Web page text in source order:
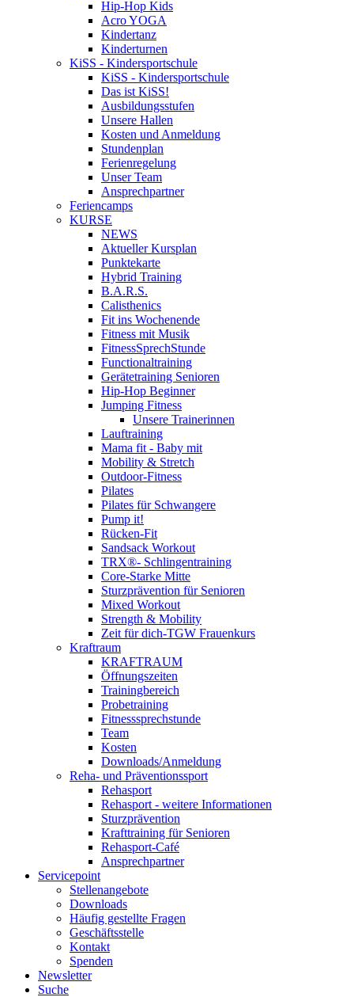
Hip-Hop Kids
Acro YOGA
Kindertanz
Kinderturnen
KiSS - Kindersportschule
KiSS - Kindersportschule
Das ist KiSS!
Ausbildungsstufen
Unsere Hallen
Kosten und Anmeldung
Stundenplan
Ferienregelung
Unser Team
Ansprechpartner
Feriencamps
KURSE
NEWS
Aktueller Kursplan
Punktekarte
Hybrid Training
B.A.R.S.
Calisthenics
Fit ins Wochenende
Fitness mit Musik
FitnessSprechStunde
Functionaltraining
Gerätetraining Senioren
Hip-Hop Beginner
Jumping Fitness
Unsere Trainerinnen
Lauftraining
Mama fit - Baby mit
Mobility & Stretch
Outdoor-Fitness
Pilates
Pilates für Schwangere
Pump it!
Rücken-Fit
Sandsack Workout
TRX®- Schlingentraining
Core-Starke Mitte
Sturzprävention für Senioren
Mixed Workout
Strength & Mobility
Zeit für dich-TGW Frauenkurs
Kraftraum
KRAFTRAUM
Öffnungszeiten
Trainingbereich
Probetraining
Fitnesssprechstunde
Team
Kosten
Downloads/Anmeldung
Reha- und Präventionssport
Rehasport
Rehasport - weitere Informationen
Sturzprävention
Krafttraining für Senioren
Rehasport-Café
Ansprechpartner
Servicepoint
Stellenangebote
Downloads
Häufig gestellte Fragen
Geschäftsstelle
Kontakt
Spenden
Newsletter
Suche